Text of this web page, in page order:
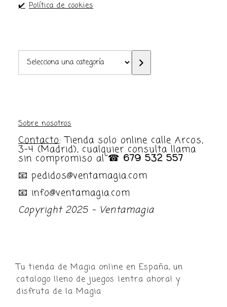
✔️ Política de cookies
Selecciona
una
Sobre nosotros
Contacto: Tienda solo online calle Arcos,
3-4 (Madrid), cualquier consulta llama
sin compromiso al ☎ 679 532 557
📧 pedidos@ventamagia.com
📧 info@ventamagia.com
Copyright 2025 - Ventamagia
Tu tienda de Magia online en España, un
catalogo lleno de juegos ¡entra ahora! y
disfruta de la Magia